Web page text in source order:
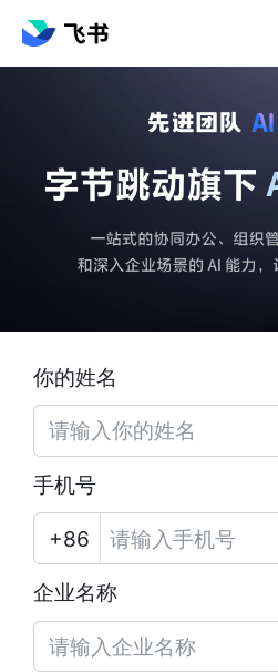
你的姓名
手机号
企业名称